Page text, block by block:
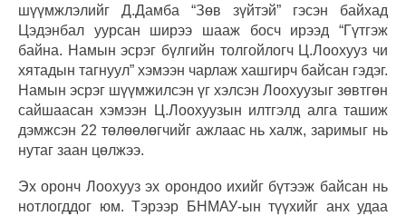
шүүмжлэлийг Д.Дамба “Зөв зүйтэй” гэсэн байхад
Цэдэнбал уурсан ширээ шааж босч ирээд “Гүтгэж
байна. Намын эсрэг бүлгийн толгойлогч Ц.Лоохууз чи
хятадын тагнуул” хэмээн чарлаж хашгирч байсан гэдэг.
Намын эсрэг шүүмжилсэн үг хэлсэн Лоохуузыг зөвтгөн
сайшаасан хэмээн Ц.Лоохуузын илтгэлд алга ташиж
дэмжсэн 22 төлөөлөгчийг ажлаас нь халж, заримыг нь
нутаг заан цөлжээ.
Эх оронч Лоохууз эх орондоо ихийг бүтээж байсан нь
нотлогддог юм. Тэрээр БНМАУ-ын түүхийг анх удаа